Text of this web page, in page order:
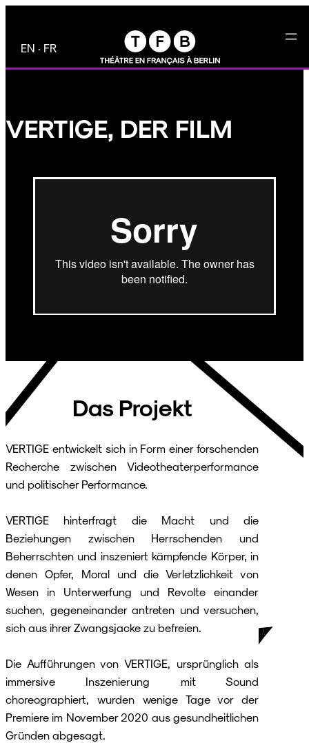
springen
EN · FR
VERTIGE, DER FILM
Das Projekt
VERTIGE entwickelt sich in Form einer forschenden
Recherche zwischen Videotheaterperformance
und politischer Performance.
VERTIGE hinterfragt die Macht und die
Beziehungen zwischen Herrschenden und
Beherrschten und inszeniert kämpfende Körper, in
denen Opfer, Moral und die Verletzlichkeit von
Wesen in Unterwerfung und Revolte einander
suchen, gegeneinander antreten und versuchen,
sich aus ihrer Zwangsjacke zu befreien.
Die Aufführungen von VERTIGE, ursprünglich als
immersive Inszenierung mit Sound
choreographiert, wurden wenige Tage vor der
Premiere im November 2020 aus gesundheitlichen
Gründen abgesagt.